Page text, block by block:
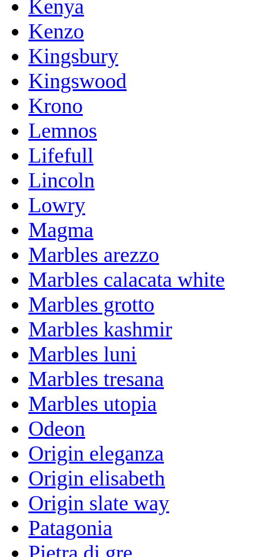
Kenya
Kenzo
Kingsbury
Kingswood
Krono
Lemnos
Lifefull
Lincoln
Lowry
Magma
Marbles arezzo
Marbles calacata white
Marbles grotto
Marbles kashmir
Marbles luni
Marbles tresana
Marbles utopia
Odeon
Origin eleganza
Origin elisabeth
Origin slate way
Patagonia